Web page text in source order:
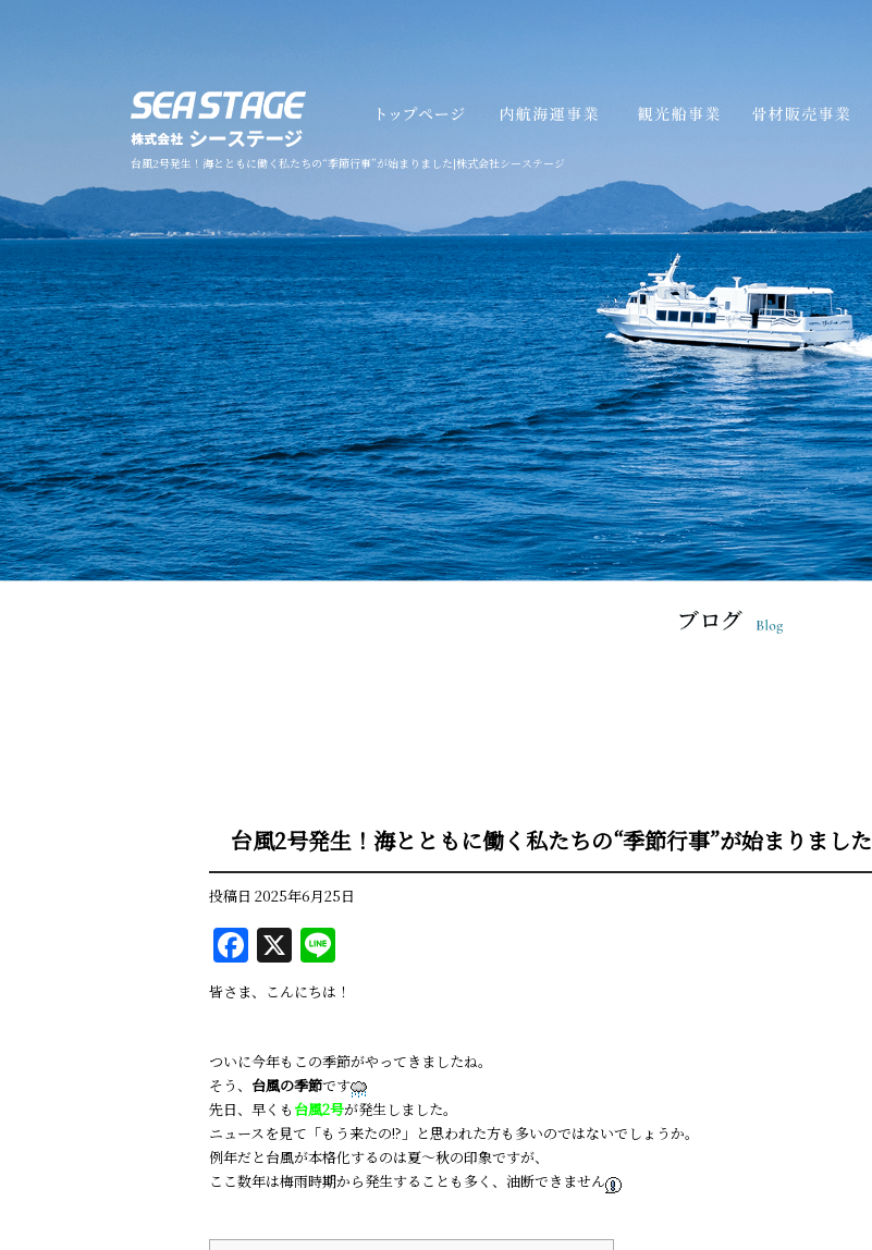
台風2号発生！海とともに働く私たちの“季節行事”が始まりました|株式会社シーステージ
台風2号発生！海とともに働く私たちの“季節行事”が始まりました
投稿日 2025年6月25日
F
a
c
e
b
o
o
k
X
n
e
皆さま、こんにちは！
ついに今年もこの季節がやってきましたね。
そう、 台風の季節です
先日、早くも 台風2号が発生しました。
ニュースを見て「もう来たの!?」と思われた方も多いのではないでしょうか。
例年だと台風が本格化するのは夏～秋の印象ですが、
ここ数年は梅雨時期から発生することも多く、油断できません